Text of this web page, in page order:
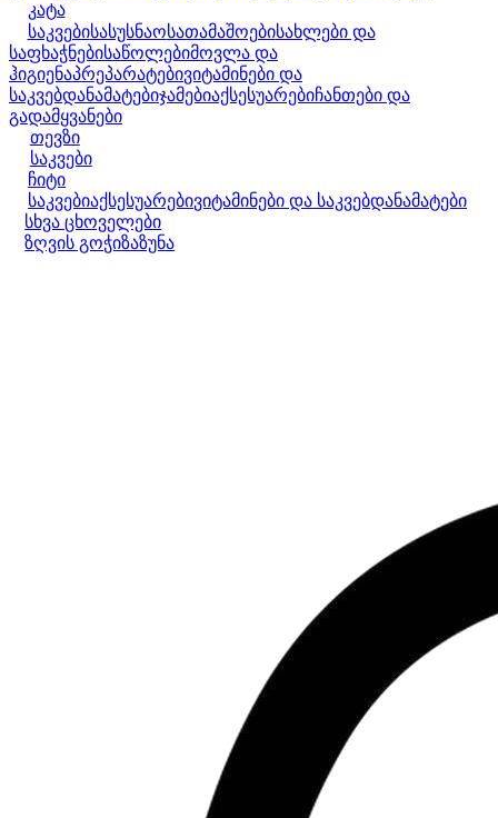
კატა
საკვებისასუსნაოსათამაშოებისახლები და
საფხაჭნებისაწოლებიმოვლა და
ჰიგიენაპრეპარატებივიტამინები და
საკვებდანამატებიჯამებიაქსესუარებიჩანთები და
გადამყვანები
თევზი
საკვები
ჩიტი
საკვებიაქსესუარებივიტამინები და საკვებდანამატები
სხვა ცხოველები
ზღვის გოჭიზაზუნა